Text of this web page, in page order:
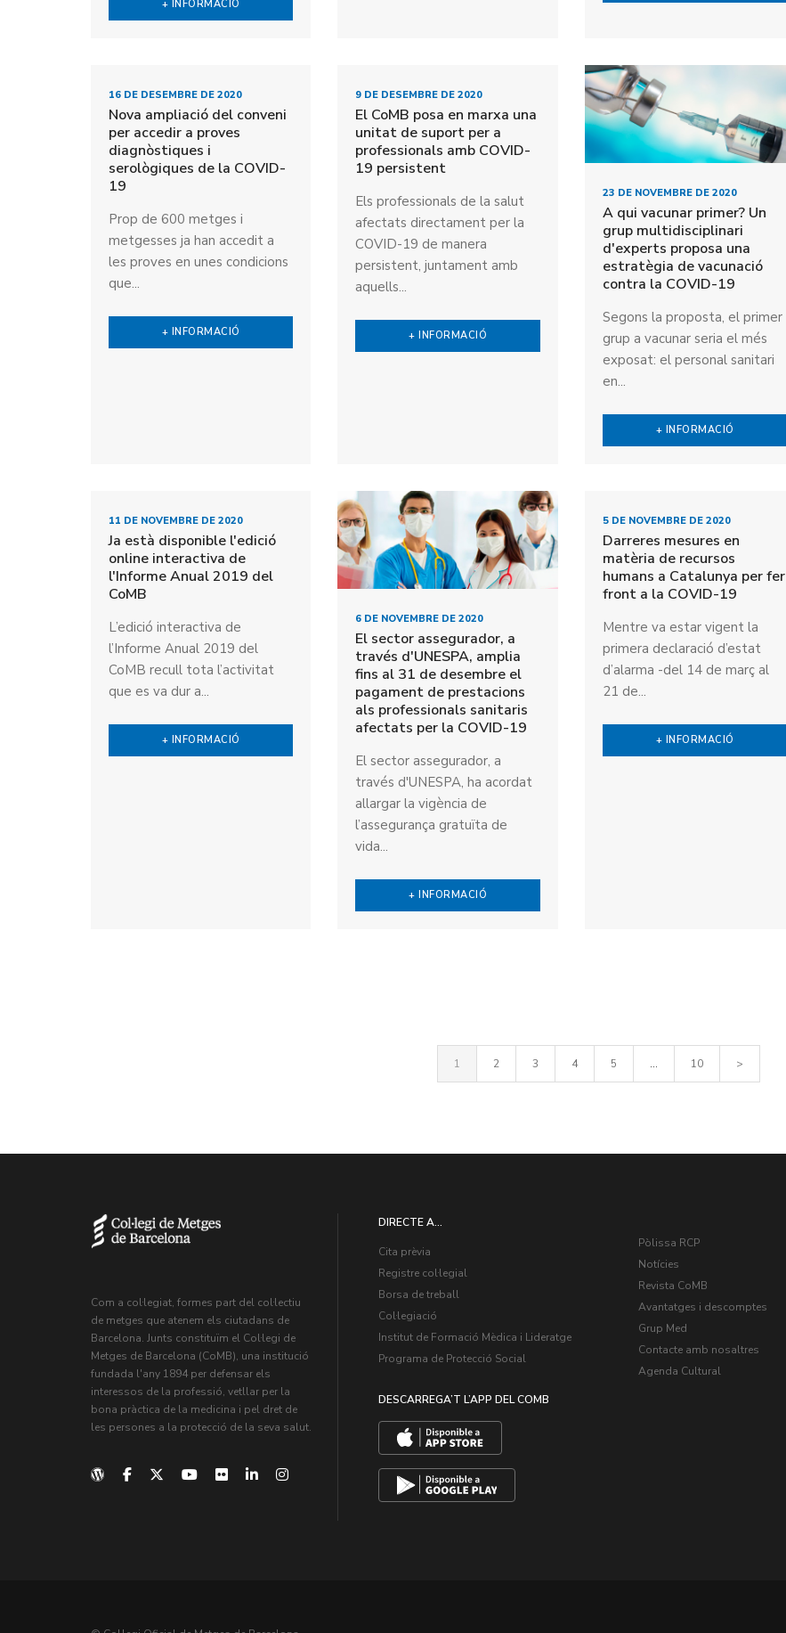
+ INFORMACIÓ
16 DE DESEMBRE DE 2020
Nova ampliació del conveni
per accedir a proves
diagnòstiques i
serològiques de la COVID-
19
Prop de 600 metges i
metgesses ja han accedit a
les proves en unes condicions
que...
+ INFORMACIÓ
9 DE DESEMBRE DE 2020
El CoMB posa en marxa una
unitat de suport per a
professionals amb COVID-
19 persistent
Els professionals de la salut
afectats directament per la
COVID-19 de manera
persistent, juntament amb
aquells...
+ INFORMACIÓ
23 DE NOVEMBRE DE 2020
A qui vacunar primer? Un
grup multidisciplinari
d'experts proposa una
estratègia de vacunació
contra la COVID-19
Segons la proposta, el primer
grup a vacunar seria el més
exposat: el personal sanitari
en...
+ INFORMACIÓ
11 DE NOVEMBRE DE 2020
Ja està disponible l'edició
online interactiva de
l'Informe Anual 2019 del
CoMB
L’edició interactiva de
l’Informe Anual 2019 del
CoMB recull tota l’activitat
que es va dur a...
+ INFORMACIÓ
6 DE NOVEMBRE DE 2020
El sector assegurador, a
través d'UNESPA, amplia
fins al 31 de desembre el
pagament de prestacions
als professionals sanitaris
afectats per la COVID-19
El sector assegurador, a
través d'UNESPA, ha acordat
allargar la vigència de
l’assegurança gratuïta de
vida...
+ INFORMACIÓ
5 DE NOVEMBRE DE 2020
Darreres mesures en
matèria de recursos
humans a Catalunya per fer
front a la COVID-19
Mentre va estar vigent la
primera declaració d’estat
d’alarma -del 14 de març al
21 de...
+ INFORMACIÓ
1 2 3 4 5 ... 10 >
Com a col·legiat, formes part del col·lectiu
de metges que atenem els ciutadans de
Barcelona. Junts constituïm el Col·legi de
Metges de Barcelona (CoMB), una institució
fundada l'any 1894 per defensar els
interessos de la professió, vetllar per la
bona pràctica de la medicina i pel dret de
les persones a la protecció de la seva salut.
DIRECTE A...
Cita prèvia
Registre col·legial
Borsa de treball
Col·legiació
Institut de Formació Mèdica i Lideratge
Programa de Protecció Social
DESCARREGA’T L’APP DEL COMB
Pòlissa RCP
Notícies
Revista CoMB
Avantatges i descomptes
Grup Med
Contacte amb nosaltres
Agenda Cultural